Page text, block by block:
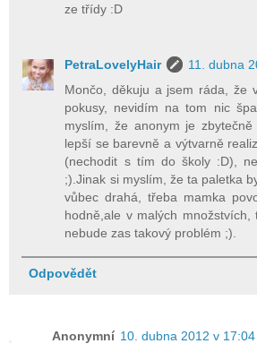
ze třídy :D
PetraLovelyHair
11. dubna
Mončo, děkuju a jsem ráda, že
pokusy, nevidím na tom nic
myslím, že anonym je
lepší se barevně a výtvarně
(nechodit s tím do školy :D),
;).Jinak si myslím, že ta paletka
vůbec drahá, třeba mamka
hodně,ale v malých množstvích,
nebude zas takový problém ;).
Odpovědět
Anonymní 10. dubna 2012 v 17:04